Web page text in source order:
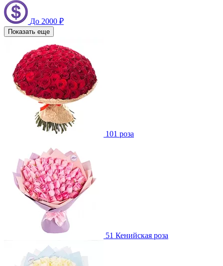
До 2000 ₽
Показать еще
101 роза
51 Кенийская роза